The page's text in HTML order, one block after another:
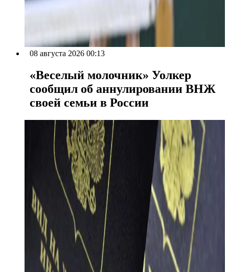
08 августа 2026 00:13
«Веселый молочник» Уолкер
сообщил об аннулировании ВНЖ
своей семьи в России